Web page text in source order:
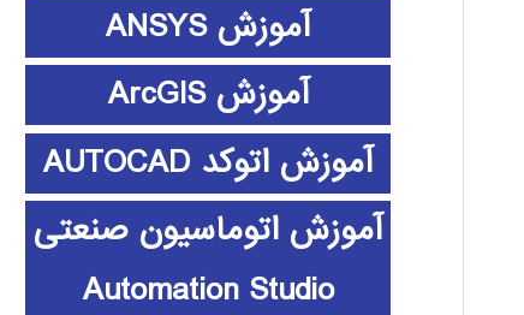
آموزش ANSYS
آموزش ArcGIS
آموزش اتوکد AUTOCAD
آموزش اتوماسیون صنعتی
Automation Studio